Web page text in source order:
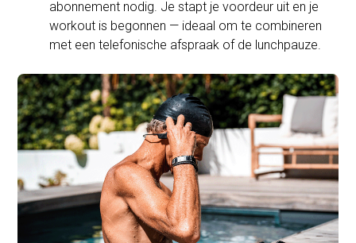
abonnement nodig. Je stapt je voordeur uit en je
workout is begonnen — ideaal om te combineren
met een telefonische afspraak of de lunchpauze.